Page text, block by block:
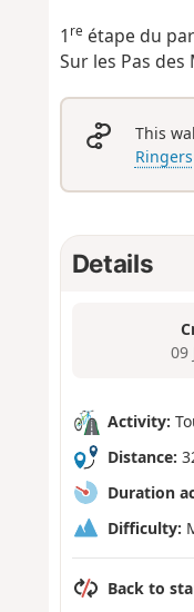
1 re étape du
Sur les Pas
This
Ringers
Details
09
Activity:
Distance:
Duration
Difficulty:
Back to